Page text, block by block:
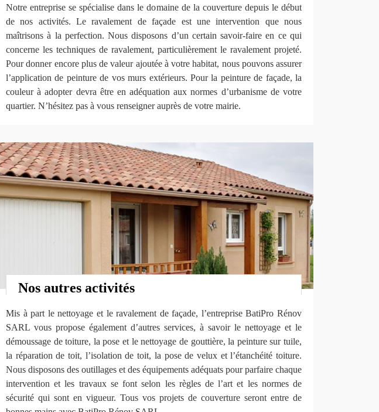
Notre entreprise se spécialise dans le domaine de la couverture depuis le début
de nos activités. Le ravalement de façade est une intervention que nous
maîtrisons à la perfection. Nous disposons d’un certain savoir-faire en ce qui
concerne les techniques de ravalement, particulièrement le ravalement projeté.
Pour donner encore plus de valeur ajoutée à votre habitat, nous pouvons assurer
l’application de peinture de vos murs extérieurs. Pour la peinture de façade, la
couleur à adopter devra être en adéquation aux normes d’urbanisme de votre
quartier. N’hésitez pas à vous renseigner auprès de votre mairie.
Nos autres activités
Mis à part le nettoyage et le ravalement de façade, l’entreprise BatiPro Rénov
SARL vous propose également d’autres services, à savoir le nettoyage et le
démoussage de toiture, la pose et le nettoyage de gouttière, la peinture sur tuile,
la réparation de toit, l’isolation de toit, la pose de velux et l’étanchéité toiture.
Nous disposons des outillages et des équipements adéquats pour parfaire chaque
intervention et les travaux se font selon les règles de l’art et les normes de
sécurité qui sont en vigueur. Tous vos projets de couverture seront entre de